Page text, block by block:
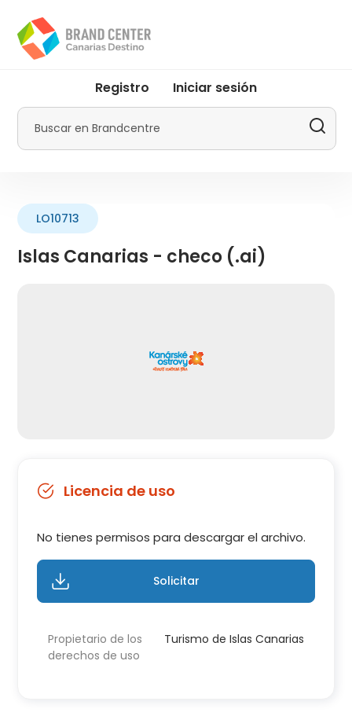
contenido
principal
menu
Promotur
Registro Iniciar sesión
Buscar
Islas Canarias - checo (.ai)
LO10713
Licencia de uso
No tienes permisos para descargar el archivo.
Solicitar
Propietario de los
derechos de uso
Turismo de Islas Canarias